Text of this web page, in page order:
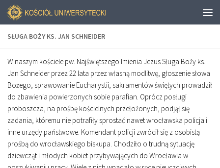
SŁUGA BOŻY KS. JAN SCHNEIDER
W naszym kościele pw. Najświętszego Imienia Jezus Sługa Boży ks.
Jan Schneider przez 22 lata przez własną modlitwę, głoszenie słowa
Bożego, sprawowanie Eucharystii, sakramentów świętych prowadził
do zbawienia powierzonych sobie parafian. Oprócz posługi
proboszcza, na prośbę kościelnych przełożonych, podjął się
zadania, któremu nie potrafiły sprostać nawet wrocławska policja i
inne urzędy państwowe. Komendant policji zwrócił się z osobistą
prośbą do wrocławskiego biskupa. Chodziło o trudną sytuację
dziewcząt i młodych kobiet przybywających do Wrocławia w